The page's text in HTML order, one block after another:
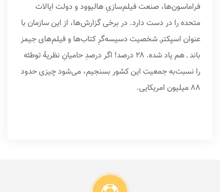
فراماسون‌ها، صنعت فیلم‌سازیِ هالیوود و دولت ایالات
متحده را در دست دارد. در برخی گزارش‌ها، از این سازمان با
عنوان اسپکترـ شخصیت دسیسه‌گرِ کتاب‌ها و فیلم‌های جیمز
باند ـ هم یاد شده. ۲۸ درصد! اگر درصدِ حامیانِ نظریهٔ توطئه
را نسبت‌به جمعیت این کشور بسنجیم، می‌شود چیزی حدود
۸۸ میلیون امریکایی.